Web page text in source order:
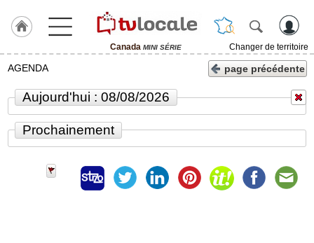
Canada MINI SÉRIE
Changer de territoire
J'adhère
ACCUEIL
Canada
AGENDA page précédente
Aujourd'hui : 08/08/2026
Prochainement